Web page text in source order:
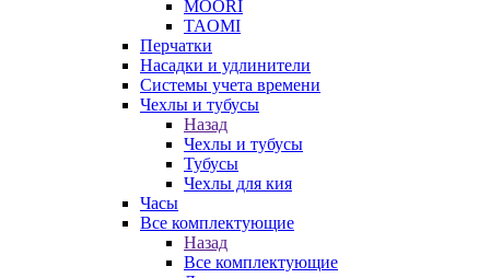
MOORI
TAOMI
Перчатки
Насадки и удлинители
Системы учета времени
Чехлы и тубусы
Назад
Чехлы и тубусы
Тубусы
Чехлы для кия
Часы
Все комплектующие
Назад
Все комплектующие